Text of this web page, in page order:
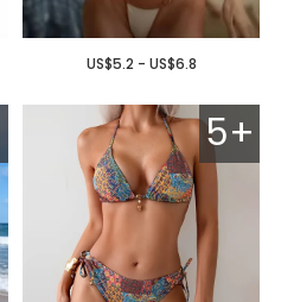
US$5.2 - US$6.8
5+